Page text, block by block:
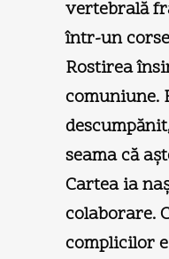
vertebrală
într-un
Rostirea
comuniune.
seama că
Cartea ia
colaborare.
complicilor